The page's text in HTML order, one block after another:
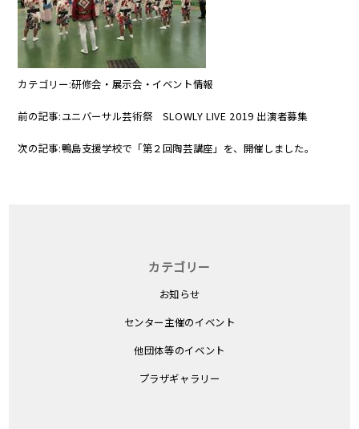
カテゴリー:研修会・展示会・イベント情報
前の記事:ユニバーサル芸術祭 SLOWLY LIVE 2019 出演者募集
次の記事:鴨島支援学校で「第２回陶芸講座」を、開催しました。
カテゴリー
お知らせ
センター主催のイベント
他団体等のイベント
プラザギャラリー